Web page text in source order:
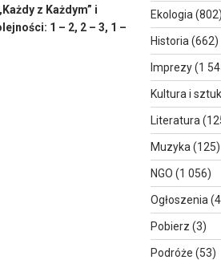
z Każdym” i
1 – 2, 2 – 3, 1 –
Ekologia (802)
Historia (662)
Imprezy(1
Kultura i
Literatura
Muzyka (125)
NGO (1 056)
Ogłoszenia
Pobierz (3)
Podróże (53)